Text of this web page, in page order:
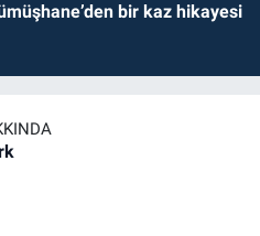
bir kaz hikayesi